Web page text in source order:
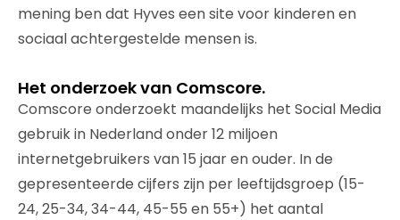
mening ben dat Hyves een site voor kinderen en
sociaal achtergestelde mensen is.
Het onderzoek van Comscore.
Comscore onderzoekt maandelijks het Social Media
gebruik in Nederland onder 12 miljoen
internetgebruikers van 15 jaar en ouder. In de
gepresenteerde cijfers zijn per leeftijdsgroep (15-
24, 25-34, 34-44, 45-55 en 55+) het aantal